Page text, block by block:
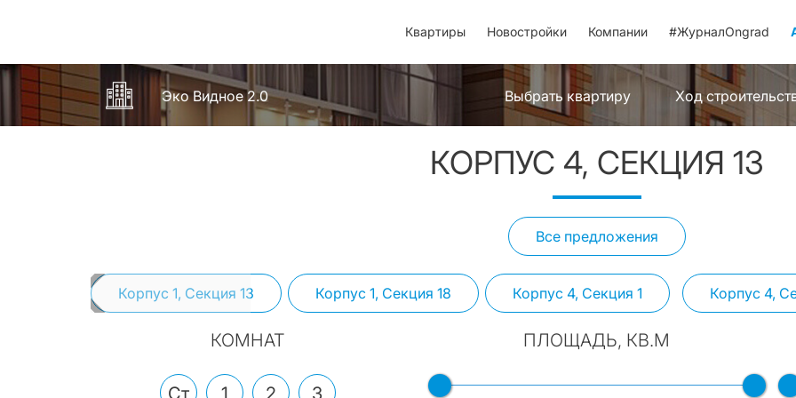
Квартиры Новостройки Компании #ЖурналOngrad
Эко Видное 2.0 Выбрать квартиру Ход
КОРПУС 4, СЕКЦИЯ 13
Все предложения
Корпус 1, Секция 13 Корпус 1, Секция 18 Корпус 4, Секция 1 Корпус 4,
КОМНАТ
Ст 1 2 3
ПЛОЩАДЬ, КВ.М